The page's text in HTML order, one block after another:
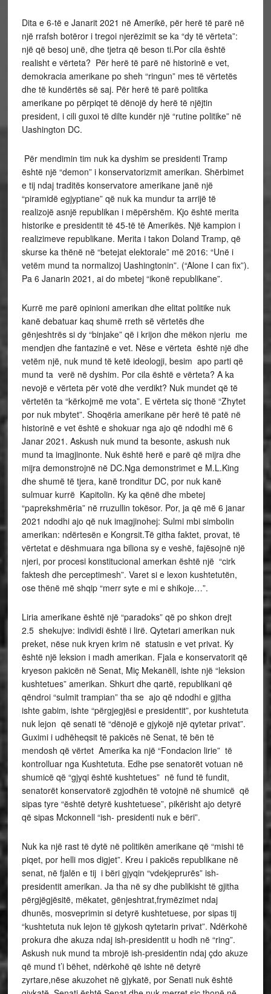
Dita e 6-të e Janarit 2021 në Amerikë, për herë të parë në
një rrafsh botëror i tregoi njerëzimit se ka “dy të vërteta”:
një që besoj unë, dhe tjetra që beson ti.Por cila është
realisht e vërteta? Për herë të parë në historinë e vet,
demokracia amerikane po sheh “ringun” mes të vërtetës
dhe të kundërtës së saj. Për herë të parë politika
amerikane po përpiqet të dënojë dy herë të njëjtin
president, i cili guxoi të dilte kundër një “rutine politike” në
Uashington DC.
Për mendimin tim nuk ka dyshim se presidenti Tramp
është një “demon” i konservatorizmit amerikan. Shërbimet
e tij ndaj traditës konservatore amerikane janë një
“piramidë egjyptiane” që nuk ka mundur ta arrijë të
realizojë asnjë republikan i mëpërshëm. Kjo është merita
historike e presidentit të 45-të të Amerikës. Një kampion i
realizimeve republikane. Merita i takon Doland Tramp, që
skurse ka thënë në “betejat elektorale” më 2016: “Unë i
vetëm mund ta normalizoj Uashingtonin”. (“Alone I can fix”).
Pa 6 Janarin 2021, ai do mbetej “ikonë republikane”.
Kurrë me parë opinioni amerikan dhe elitat politike nuk
kanë debatuar kaq shumë rreth së vërtetës dhe
gënjeshtrës si dy “binjake” që i krijon dhe mëkon njeriu me
mendjen dhe fantazinë e vet. Nëse e vërteta është një dhe
vetëm një, nuk mund të ketë ideologji, besim apo parti që
mund ta verë në dyshim. Por cila është e vërteta? A ka
nevojë e vërteta për votë dhe verdikt? Nuk mundet që të
vërtetën ta “kërkojmë me vota”. E vërteta siç thonë “Zhytet
por nuk mbytet”. Shoqëria amerikane për herë të patë në
historinë e vet është e shokuar nga ajo që ndodhi më 6
Janar 2021. Askush nuk mund ta besonte, askush nuk
mund ta imagjinonte. Nuk është herë e parë që mijra dhe
mijra demonstrojnë në DC.Nga demonstrimet e M.L.King
dhe shumë të tjera, kanë tronditur DC, por nuk kanë
sulmuar kurrë Kapitolin. Ky ka qënë dhe mbetej
“paprekshmëria” në rruzullin tokësor. Por, ja që më 6 janar
2021 ndodhi ajo që nuk imagjinohej: Sulmi mbi simbolin
amerikan: ndërtesën e Kongrsit.Të githa faktet, provat, të
vërtetat e dëshmuara nga biliona sy e veshë, fajësojnë një
njeri, por procesi konstitucional amerkan është një “cirk
faktesh dhe perceptimesh”. Varet si e lexon kushtetutën,
ose thënë më shqip “merr syte e mi e shikoje…”.
Liria amerikane është një “paradoks” që po shkon drejt
2.5 shekujve: individi është i lirë. Qytetari amerikan nuk
preket, nëse nuk kryen krim në statusin e vet privat. Ky
është një leksion i madh amerikan. Fjala e konservatorit që
kryeson pakicën në Senat, Miç Mekanëll, ishte një “leksion
kushtetues” amerikan. Shkurt dhe qartë, republikani që
qëndroi “sulmit trampian” tha se ajo që ndodhi e gjitha
ishte gabim, ishte “përgjegjësi e presidentit”, por kushtetuta
nuk lejon që senati të “dënojë e gjykojë një qytetar privat”.
Guximi i udhëheqsit të pakicës në Senat, të bën të
mendosh që vërtet Amerika ka një “Fondacion lirie” të
kontrolluar nga Kushtetuta. Edhe pse senatorët votuan në
shumicë që “gjyqi është kushtetues” në fund të fundit,
senatorët konservatorë zgjodhën të votojnë në shumicë që
sipas tyre “është detyrë kushtetuese”, pikërisht ajo detyrë
që sipas Mckonnell “ish- presidenti nuk e bëri”.
Nuk ka një rast të dytë në politikën amerikane që “mishi të
piqet, por helli mos digjet”. Kreu i pakicës republikane në
senat, në fjalën e tij i bëri gjyqin “vdekjeprurës” ish-
presidentit amerikan. Ja tha në sy dhe publikisht të gjitha
përgjëgjësitë, mëkatet, gënjeshtrat,frymëzimet ndaj
dhunës, mosveprimin si detyrë kushtetuese, por sipas tij
“kushtetuta nuk lejon të gjykosh qytetarin privat”. Ndërkohë
prokura dhe akuza ndaj ish-presidentit u hodh në “ring”.
Askush nuk mund ta mbrojë ish-presidentin ndaj çdo akuze
që mund t’i bëhet, ndërkohë që ishte në detyrë
zyrtare,nëse akuzohet në gjykatë, por Senati nuk është